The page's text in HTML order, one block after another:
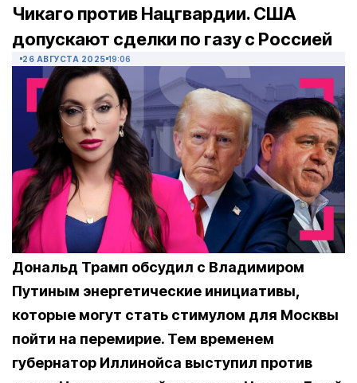
Чикаго против Нацгвардии. США
допускают сделки по газу с Россией
26 АВГУСТА 2025 19:06
Дональд Трамп обсудил с Владимиром
Путиным энергетические инициативы,
которые могут стать стимулом для Москвы
пойти на перемирие. Тем временем
губернатор Иллинойса выступил против